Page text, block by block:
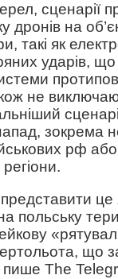
сценарії
дронів на
такі як
ударів,
не
зокрема
рф або
це
польську
що
пише The